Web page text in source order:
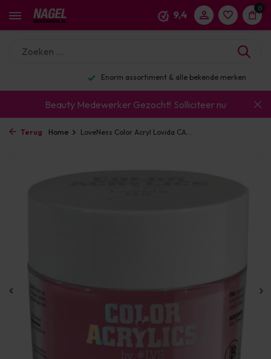
9,4
0
Enorm assortiment & alle bekende merken
Beauty Medewerker Gezocht! Solliciteer nu
Terug Home LoveNess Color Acryl Lovida CA...